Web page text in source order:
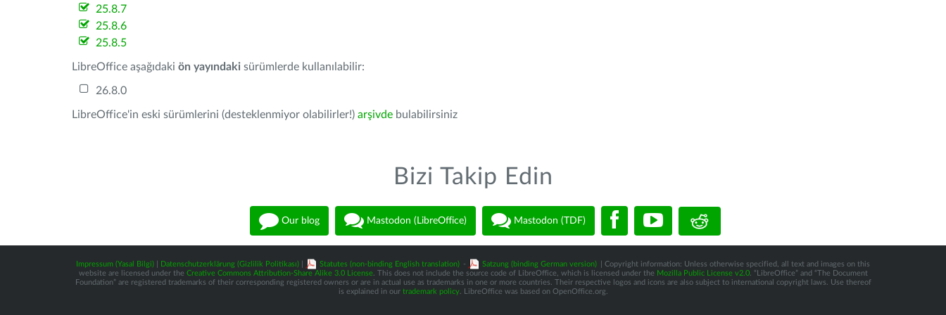
25.8.7
25.8.6
25.8.5
LibreOffice aşağıdaki ön yayındaki sürümlerde kullanılabilir:
26.8.0
LibreOffice'in eski sürümlerini (desteklenmiyor olabilirler!) arşivde bulabilirsiniz
Bizi Takip Edin
Our blog Mastodon (LibreOffice) Mastodon (TDF)
Impressum (Yasal Bilgi) Datenschutzerklärung (Gizlilik Politikası) Statutes (non-binding English translation) - Satzung (binding German version)
| Copyright information: Unless otherwise specified, all text and images on this
website are licensed under the Creative Commons Attribution-Share Alike 3.0 License. This does not include the source code of LibreOffice, which is licensed under the Mozilla Public License v2.0. “LibreOffice” and “The Document
Foundation” are registered trademarks of their corresponding registered owners or are in actual use as trademarks in one or more countries. Their respective logos and icons are also subject to international copyright laws. Use thereof
is explained in our trademark policy. LibreOffice was based on OpenOffice.org.